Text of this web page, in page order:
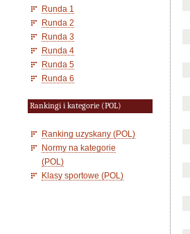
Runda 1
Runda 2
Runda 3
Runda 4
Runda 5
Runda 6
Rankingi i kategorie (POL)
Ranking uzyskany (POL)
Normy na kategorie
(POL)
Klasy sportowe (POL)